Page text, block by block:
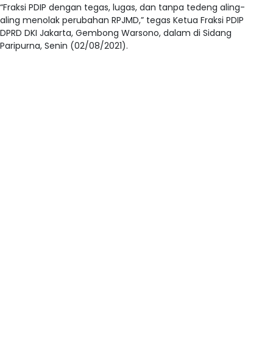
“Fraksi PDIP dengan tegas, lugas, dan tanpa tedeng aling-
aling menolak perubahan RPJMD,” tegas Ketua Fraksi PDIP
DPRD DKI Jakarta, Gembong Warsono, dalam di Sidang
Paripurna, Senin (02/08/2021).